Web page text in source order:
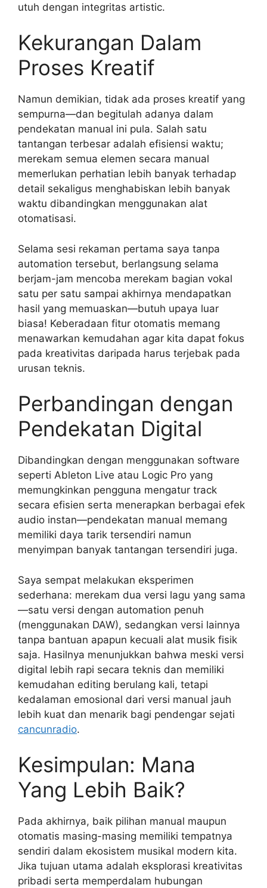
utuh dengan integritas artistic.
Kekurangan Dalam
Proses Kreatif
Namun demikian, tidak ada proses kreatif yang
sempurna—dan begitulah adanya dalam
pendekatan manual ini pula. Salah satu
tantangan terbesar adalah efisiensi waktu;
merekam semua elemen secara manual
memerlukan perhatian lebih banyak terhadap
detail sekaligus menghabiskan lebih banyak
waktu dibandingkan menggunakan alat
otomatisasi.
Selama sesi rekaman pertama saya tanpa
automation tersebut, berlangsung selama
berjam-jam mencoba merekam bagian vokal
satu per satu sampai akhirnya mendapatkan
hasil yang memuaskan—butuh upaya luar
biasa! Keberadaan fitur otomatis memang
menawarkan kemudahan agar kita dapat fokus
pada kreativitas daripada harus terjebak pada
urusan teknis.
Perbandingan dengan
Pendekatan Digital
Dibandingkan dengan menggunakan software
seperti Ableton Live atau Logic Pro yang
memungkinkan pengguna mengatur track
secara efisien serta menerapkan berbagai efek
audio instan—pendekatan manual memang
memiliki daya tarik tersendiri namun
menyimpan banyak tantangan tersendiri juga.
Saya sempat melakukan eksperimen
sederhana: merekam dua versi lagu yang sama
—satu versi dengan automation penuh
(menggunakan DAW), sedangkan versi lainnya
tanpa bantuan apapun kecuali alat musik fisik
saja. Hasilnya menunjukkan bahwa meski versi
digital lebih rapi secara teknis dan memiliki
kemudahan editing berulang kali, tetapi
kedalaman emosional dari versi manual jauh
lebih kuat dan menarik bagi pendengar sejati
cancunradio.
Kesimpulan: Mana
Yang Lebih Baik?
Pada akhirnya, baik pilihan manual maupun
otomatis masing-masing memiliki tempatnya
sendiri dalam ekosistem musikal modern kita.
Jika tujuan utama adalah eksplorasi kreativitas
pribadi serta memperdalam hubungan